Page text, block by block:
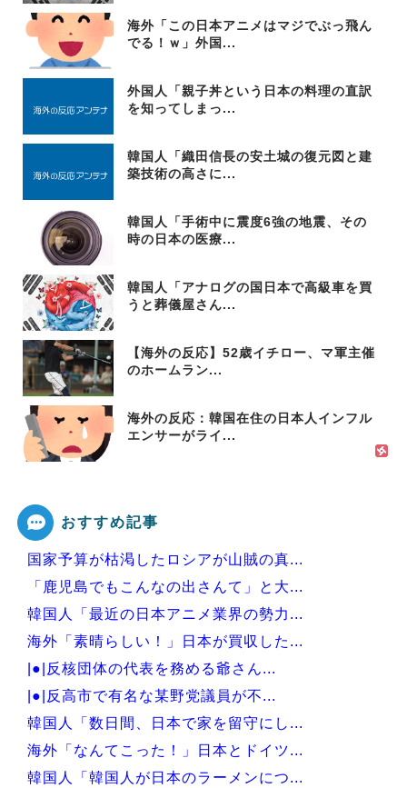
海外「この日本アニメはマジでぶっ飛ん
でる！ｗ」外国...
外国人「親子丼という日本の料理の直訳
を知ってしまっ...
韓国人「織田信長の安土城の復元図と建
築技術の高さに...
韓国人「手術中に震度6強の地震、その
時の日本の医療...
韓国人「アナログの国日本で高級車を買
うと葬儀屋さん...
【海外の反応】52歳イチロー、マ軍主催
のホームラン...
海外の反応：韓国在住の日本人インフル
エンサーがライ...
おすすめ記事
国家予算が枯渇したロシアが山賊の真...
「鹿児島でもこんなの出さんて」と大...
韓国人「最近の日本アニメ業界の勢力...
海外「素晴らしい！」日本が買収した...
|●|反核団体の代表を務める爺さん...
|●|反高市で有名な某野党議員が不...
韓国人「数日間、日本で家を留守にし...
海外「なんてこった！」日本とドイツ...
韓国人「韓国人が日本のラーメンにつ...